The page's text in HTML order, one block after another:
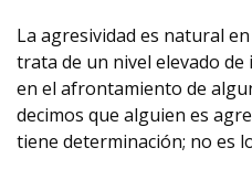
La agresividad es natural
trata de un nivel elevado
en el afrontamiento de
decimos que alguien es
tiene determinación; no es